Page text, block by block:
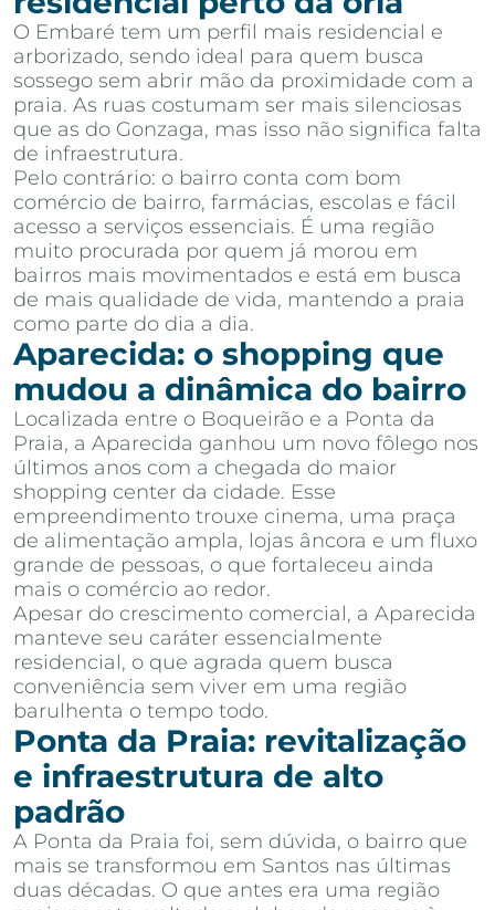
O Embaré tem um perfil mais residencial e
arborizado, sendo ideal para quem busca
sossego sem abrir mão da proximidade com a
praia. As ruas costumam ser mais silenciosas
que as do Gonzaga, mas isso não significa falta
de infraestrutura.
Pelo contrário: o bairro conta com bom
comércio de bairro, farmácias, escolas e fácil
acesso a serviços essenciais. É uma região
muito procurada por quem já morou em
bairros mais movimentados e está em busca
de mais qualidade de vida, mantendo a praia
como parte do dia a dia.
Aparecida: o shopping que
mudou a dinâmica do bairro
Localizada entre o Boqueirão e a Ponta da
Praia, a Aparecida ganhou um novo fôlego nos
últimos anos com a chegada do maior
shopping center da cidade. Esse
empreendimento trouxe cinema, uma praça
de alimentação ampla, lojas âncora e um fluxo
grande de pessoas, o que fortaleceu ainda
mais o comércio ao redor.
Apesar do crescimento comercial, a Aparecida
manteve seu caráter essencialmente
residencial, o que agrada quem busca
conveniência sem viver em uma região
barulhenta o tempo todo.
Ponta da Praia: revitalização
e infraestrutura de alto
padrão
A Ponta da Praia foi, sem dúvida, o bairro que
mais se transformou em Santos nas últimas
duas décadas. O que antes era uma região